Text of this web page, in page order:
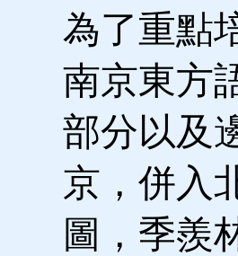
為了重點
南京東方
部分以及
京，併入
圖，季羨